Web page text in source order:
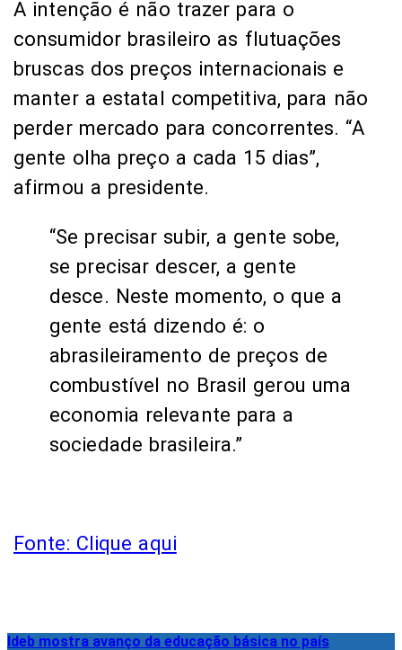
A intenção é não trazer para o
consumidor brasileiro as flutuações
bruscas dos preços internacionais e
manter a estatal competitiva, para não
perder mercado para concorrentes. “A
gente olha preço a cada 15 dias”,
afirmou a presidente.
“Se precisar subir, a gente sobe,
se precisar descer, a gente
desce. Neste momento, o que a
gente está dizendo é: o
abrasileiramento de preços de
combustível no Brasil gerou uma
economia relevante para a
sociedade brasileira.”
Fonte: Clique aqui
Ideb mostra avanço da educação básica no país